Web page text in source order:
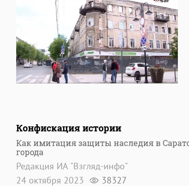
Конфискация истории
Как имитация защиты наследия в
города
Редакция ИА "Взгляд-инфо"
24 октября 2023
38327